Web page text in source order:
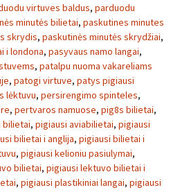
virtuves baldus, parduodu
minutės bilietai, paskutines minutes
skrydis, paskutinės minutės skrydžiai,
i londona, pasyvaus namo langai,
, patalpu nuoma vakareliams
, patogi virtuve, patys pigiausi
lėktuvu, persirengimo spinteles,
, pertvaros namuose, pig8s bilietai,
bilietai, pigiausi aviabilietai, pigiausi
bilietai i anglija, pigiausi bilietai i
, pigiausi kelioniu pasiulymai,
bilietai, pigiausi lektuvo bilietai i
, pigiausi plastikiniai langai, pigiausi